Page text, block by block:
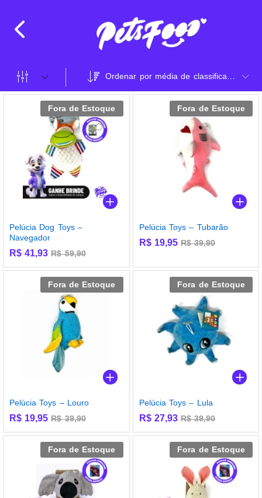
Fora de Estoque
Pelúcia Dog Toys –
Navegador
R$ 41,93 R$59,90
Fora de Estoque
Pelúcia Toys – Tubarão
R$19,95 R$39,90
Fora de Estoque
Pelúcia Toys – Louro
R$ 19,95 R$39,90
Fora de Estoque
Pelúcia Toys – Lula
R$27,93 R$39,90
Fora de Estoque Fora de Estoque